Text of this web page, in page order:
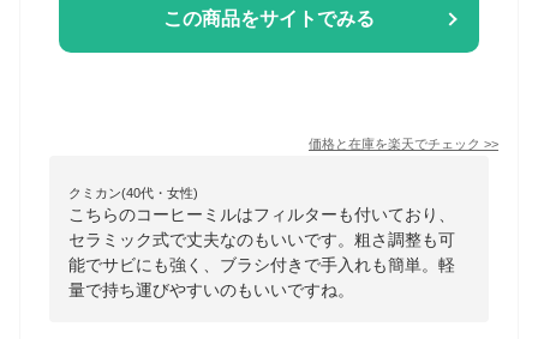
この商品をサイトでみる
価格と在庫を楽天でチェック >>
クミカン(40代・女性)
こちらのコーヒーミルはフィルターも付いており、
セラミック式で丈夫なのもいいです。粗さ調整も可
能でサビにも強く、ブラシ付きで手入れも簡単。軽
量で持ち運びやすいのもいいですね。